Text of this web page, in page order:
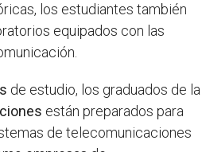
los estudiantes también
equipados con las
de estudio, los graduados de la
están preparados para
de telecomunicaciones